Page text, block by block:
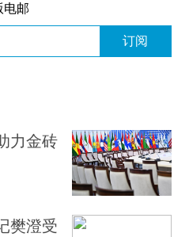
电邮
订阅
力金砖
樊澄受